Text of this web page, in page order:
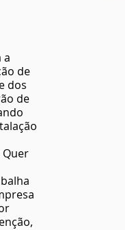
próximo Largo do
Lorenzetti próximo
próximo Gávia,
próximo leblon,
próximo Leme,
Barra da Tijuca,
próximo recreio
Lorenzetti
pechincha, Lorenzetti
praça seca,
Lorenzetti próximo
RIO DE JANEIRO
RIO DE JANEIRO
RIO DE JANEIRO
JACAREPAGUÁ RIO DE
a
de
dos
de
Quer